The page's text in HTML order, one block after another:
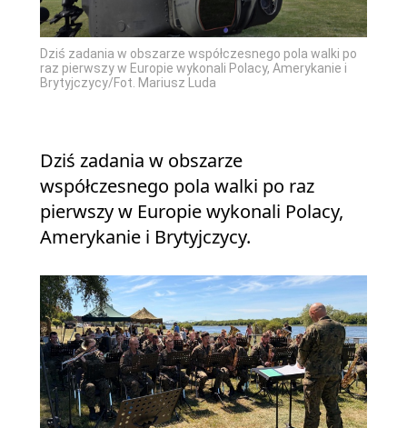
Dziś zadania w obszarze współczesnego pola walki po
raz pierwszy w Europie wykonali Polacy, Amerykanie i
Brytyjczycy/Fot. Mariusz Luda
Dziś zadania w obszarze
współczesnego pola walki po raz
pierwszy w Europie wykonali Polacy,
Amerykanie i Brytyjczycy.